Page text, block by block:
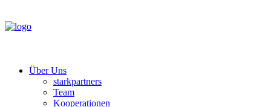
Über Uns
starkpartners
Team
Kooperationen